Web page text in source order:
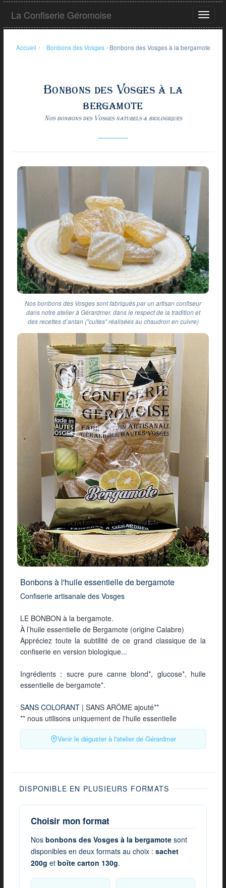
Aller
contenu
Ouvrir
le
La Confiserie Géromoise
Accueil › Bonbons des Vosges › Bonbons des Vosges à la bergamote
Bonbons des Vosges à la
bergamote
Nos bonbons des Vosges naturels & biologiques
Nos bonbons des Vosges sont fabriqués par un artisan confiseur
dans notre atelier à Gérardmer, dans le respect de la tradition et
des recettes d’antan ("cuites" réalisées au chaudron en cuivre)
Bonbons à l'huile essentielle de bergamote
Confiserie artisanale des Vosges
LE BONBON à la bergamote.
À l’huile essentielle de Bergamote (origine Calabre)
Appréciez toute la subtilité de ce grand classique de la
confiserie en version biologique...
Ingrédients : sucre pure canne blond*, glucose*, huile
essentielle de bergamote*.
SANS COLORANT | SANS ARÔME ajouté**
** nous utilisons uniquement de l'huile essentielle
Venir le déguster à l'atelier de Gérardmer
DISPONIBLE EN PLUSIEURS FORMATS
Choisir mon format
Nos bonbons des Vosges à la bergamote sont
disponibles en deux formats au choix : sachet
200g et boîte carton 130g.